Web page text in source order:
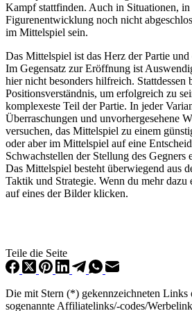
Kampf stattfinden. Auch in Situationen, in
Figurenentwicklung noch nicht
im Mittelspiel sein.
Das Mittelspiel ist das Herz der Partie und
Im Gegensatz zur Eröffnung ist
hier nicht besonders hilfreich. Stattdessen
Positionsverständnis, um erfolgreich zu
komplexeste Teil der Partie. In jeder
Überraschungen und unvorhergesehene
versuchen, das Mittelspiel zu einem
oder aber im Mittelspiel auf eine
Schwachstellen der Stellung des Gegners
Das Mittelspiel besteht überwiegend aus
Taktik und Strategie. Wenn du mehr dazu
auf eines der Bilder klicken.
Teile die Seite
Die mit Stern (*) gekennzeichneten Links
sogenannte Affiliatelinks/-codes/